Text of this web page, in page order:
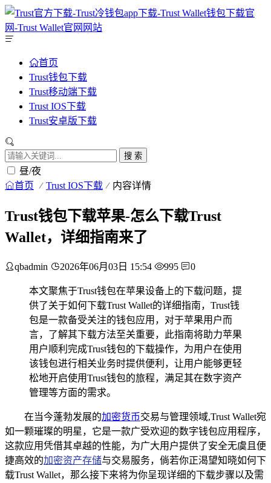
首页
Trust钱包下载
Trust移动端下载
Trust IOS下载
Trust安卓版下载
搜 索
昼/夜
首页 Trust IOS下载 内容详情
Trust钱包下载苹果-怎么下载Trust
Wallet，详细指南来了
qbadmin 2026年06月03日 15:54 995 0
本文聚焦于Trust钱包在苹果设备上的下载问题，提
供了关于如何下载Trust Wallet的详细指南，Trust钱
包是一款备受关注的钱包应用，对于苹果用户而
言，了解其下载方法至关重要，此指南将助力苹果
用户顺利完成Trust钱包的下载操作，为用户在使用
该钱包进行相关业务时提供便利，让用户能够更轻
松地开启使用Trust钱包的旅程，满足其在数字资产
管理等方面的需求。
在当今蓬勃发展的加密货币交易与管理领域,Trust Wallet宛
如一颗璀璨的明星，它是一款广受欢迎的数字钱包应用程序，
这款应用凭借其卓越的性能，为广大用户提供了安全无虞且便
捷高效的加密资产存储与交易服务，倘若你正渴望知晓如何下
载Trust Wallet，那么接下来将为你呈现详细的下载步骤以及需